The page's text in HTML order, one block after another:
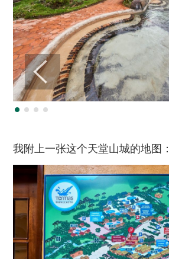
我附上一张这个天堂山城的地图：